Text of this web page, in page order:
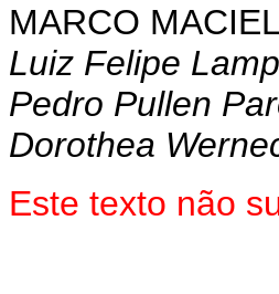
MARCO MACIEL
Luiz Felipe
Pedro Pullen
Dorothea
Este texto não